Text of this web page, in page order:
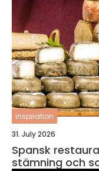
inspiration
31. July 2026
Spansk restaurang
stämning och